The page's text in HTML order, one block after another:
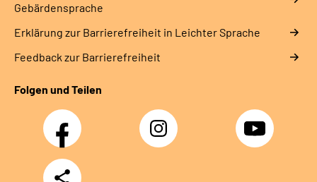
Gebärdensprache
Erklärung zur Barrierefreiheit in Leichter Sprache
Feedback zur Barrierefreiheit
Folgen und Teilen
Facebook Instagram YouTube
Teilen